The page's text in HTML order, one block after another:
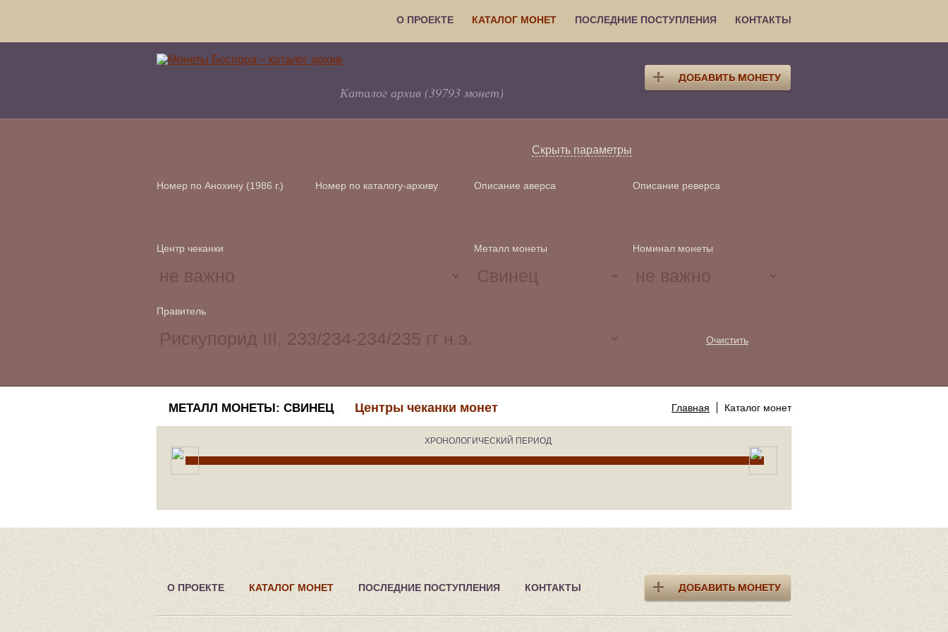
О ПРОЕКТЕ КАТАЛОГ МОНЕТ ПОСЛЕДНИЕ ПОСТУПЛЕНИЯ КОНТАКТЫ
Каталог архив (39793 монет)
Скрыть параметры
Номер по Анохину (1986 г.) Номер по каталогу-архиву Описание аверса Описание реверса
Центр чеканки Металл монеты Номинал монеты
Правитель
Очистить
Главная Каталог монет
МЕТАЛЛ МОНЕТЫ: СВИНЕЦ Центры чеканки монет
ХРОНОЛОГИЧЕСКИЙ ПЕРИОД
О ПРОЕКТЕ КАТАЛОГ МОНЕТ ПОСЛЕДНИЕ ПОСТУПЛЕНИЯ КОНТАКТЫ